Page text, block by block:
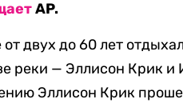
AP.
двух до 60 лет
реки — Эллисон Крик и
Эллисон Крик